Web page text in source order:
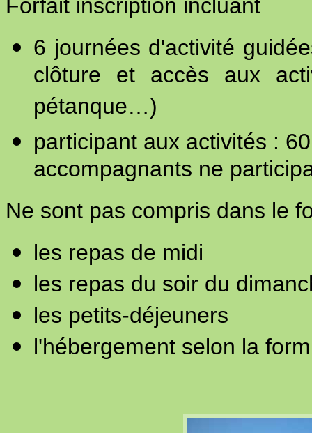
Forfait inscription incluant
6 journées d'activité
clôture et accès aux
pétanque…)
participant aux activités :
accompagnants ne
Ne sont pas compris dans le
les repas de midi
les repas du soir du
les petits-déjeuners
l'hébergement selon la